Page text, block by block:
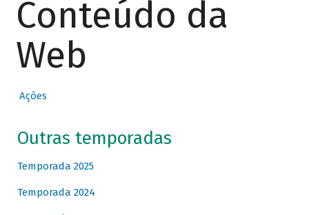
Conteúdo da
Web
Ações
Outras temporadas
Temporada 2025
Temporada 2024